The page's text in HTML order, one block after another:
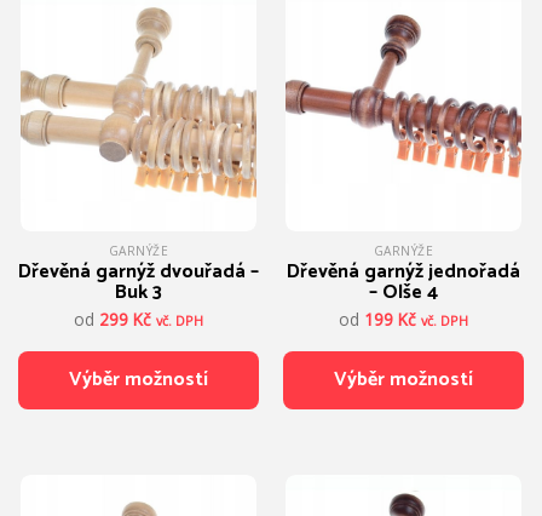
více
variant.
Možnosti
lze
vybrat
na
stránce
produktu
více
variant.
Možnosti
lze
vybrat
na
stránce
GARNÝŽE
Dřevěná garnýž dvouřadá –
Buk 3
od 299 Kč vč. DPH
Výběr možností
více
GARNÝŽE
Dřevěná garnýž jednořadá
– Olše 4
od 199 Kč vč. DPH
Výběr možností
více